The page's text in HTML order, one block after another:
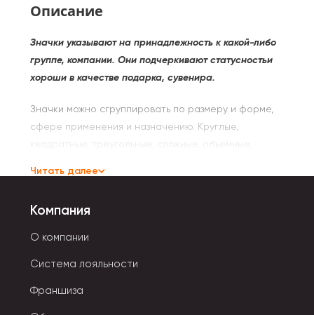
Описание
Значки указывают на принадлежность к какой-либо
группе, компании. Они подчеркивают статусностьи
хороши в качестве подарка, сувенира.
Значки можно сгруппировать по размеру и форме,
сфере применения и назначению. Круглые,
форме.
Систематизация по назначению нагрудных значков:
- Наградные выдаются за достижения и успехи в той
или иной сфере.
- Памятные приобретаются в знак памяти о
Читать далее
Компания
О компании
Система лояльности
Франшиза